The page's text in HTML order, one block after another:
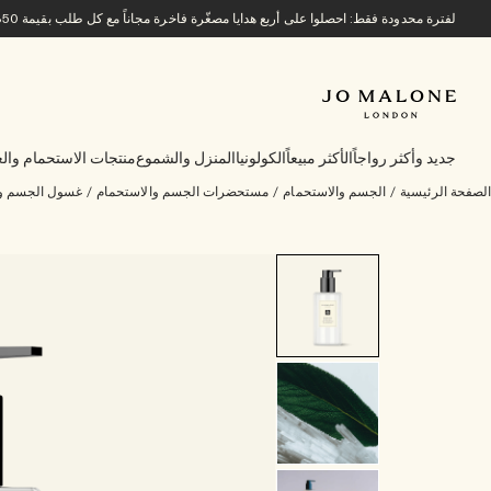
لفترة محدودة فقط: احصلوا على أربع هدايا مصغّرة فاخرة مجاناً مع كل طلب بقيمة 850 ريالاً سعودياً أو أكثر.
جديد وأكثر رواجاً الأكثر مبيعاً الكولونيا المنزل والشموعمنتجات الاستحمام
الصفحة الرئيسية / الجسم والاستحمام / مستحضرات الجسم والاستحمام / غسول الجسم